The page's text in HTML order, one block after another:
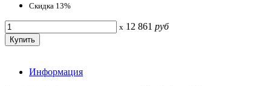
Скидка 13%
x 12 861 руб
Информация